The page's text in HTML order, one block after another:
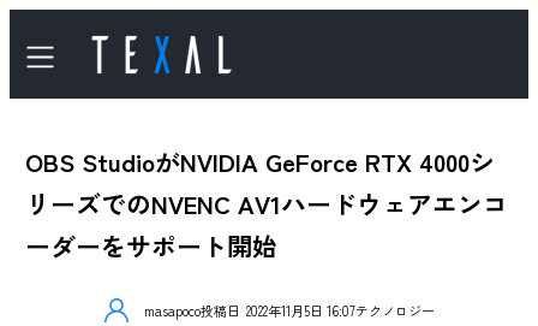
OBS StudioがNVIDIA GeForce RTX 4000シ
リーズでのNVENC AV1ハードウェアエンコ
ーダーをサポート開始
masapoco投稿日 2022年11月5日 16:07テクノロジー